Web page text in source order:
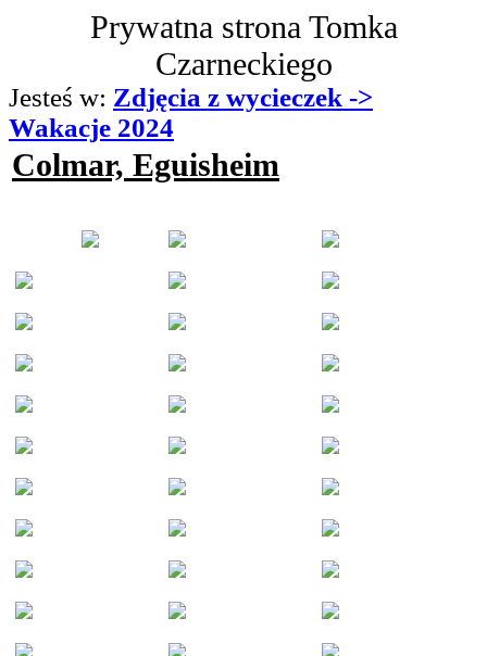
Prywatna strona Tomka
Czarneckiego
Jesteś w: Zdjęcia z wycieczek ->
Wakacje 2024
Colmar, Eguisheim